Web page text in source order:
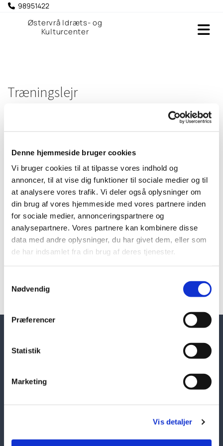
Denne hjemmeside bruger cookies
Vi bruger cookies til at tilpasse vores indhold og
annoncer, til at vise dig funktioner til sociale medier og til
at analysere vores trafik. Vi deler også oplysninger om
din brug af vores hjemmeside med vores partnere inden
for sociale medier, annonceringspartnere og
analysepartnere. Vores partnere kan kombinere disse
data med andre oplysninger, du har givet dem, eller som
de har indsamlet fra din brug af deres tjenester.
Nødvendig
Præferencer
Statistik
Marketing
Vis detaljer
 98951422
Østervrå Idræts- og
Kulturcenter
Træningslejr
Kontakt os for nærmere.
Bredgade 6-8